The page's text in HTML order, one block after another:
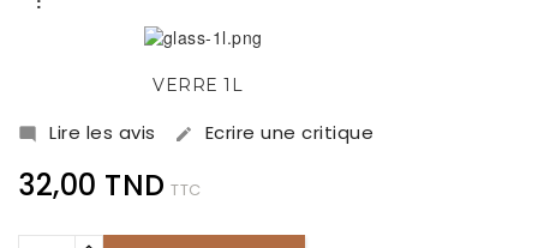
VERRE 1L
 Lire les avis  Ecrire une critique
32,00 TND TTC